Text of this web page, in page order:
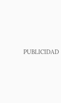
PUBLICIDAD